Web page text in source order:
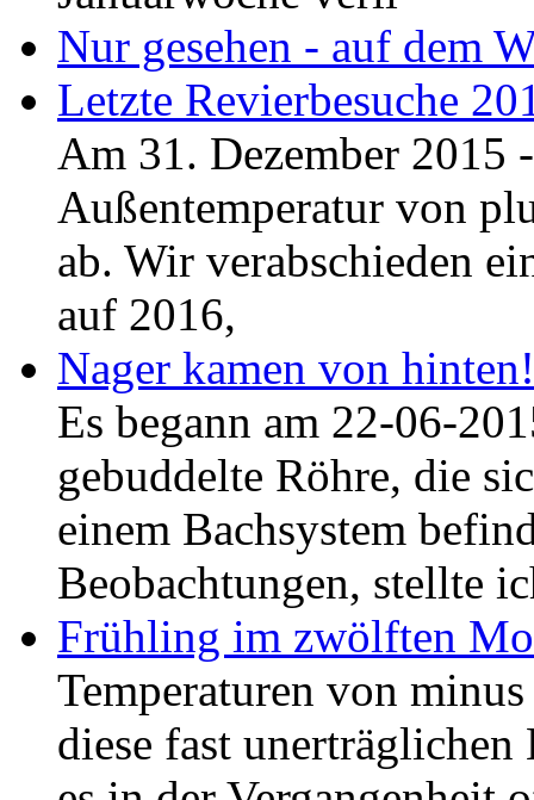
Nur gesehen - auf dem
Letzte Revierbesuche
Am 31. Dezember 2015
Außentemperatur von
ab. Wir verabschieden
auf 2016,
Nager kamen von hinten!
Es begann am 22-06-
gebuddelte Röhre, die
einem Bachsystem
Beobachtungen, stellte
Frühling im zwölften
Temperaturen von
diese fast